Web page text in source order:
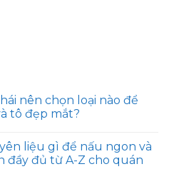
nên chọn loại nào để
tô đẹp mắt?
liệu gì để nấu ngon và
đầy đủ từ A-Z cho quán